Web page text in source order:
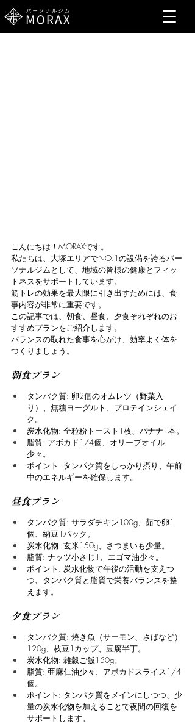
こんにちは！MORAXです。
私たちは、大塚エリアでNO.1の設備を誇るパー
ソナルジムとして、地域の皆様の健康とフィッ
トネスをサポートしています。
筋トレの効果を最大限に引き出すためには、食
事内容が非常に重要です。
この記事では、朝食、昼食、夕食それぞれのお
すすめプランをご紹介します。
バランスの取れた食事を心がけ、効率よく体を
つくりましょう。
朝食プラン
タンパク質: 卵2個のオムレツ（野菜入
り）、無糖ヨーグルト、プロテインシェイ
ク。
炭水化物: 全粒粉トースト1枚、バナナ1本。
脂質: アボカド1/4個、オリーブオイル
少々。
ポイント: タンパク質をしっかり摂り、午前
中のエネルギーを確保します。
昼食プラン
タンパク質: サラダチキン100g、茹で卵1
個、納豆1パック。
炭水化物: 玄米150g、さつまいも少量。
脂質: ナッツ小さじ1、エゴマ油少々。
ポイント: 炭水化物で午後の活動を支えつ
つ、タンパク質と脂質で栄養バランスを整
えます。
夕食プラン
タンパク質: 焼き魚（サーモン、さばなど）
120g、枝豆1カップ、豆腐半丁。
炭水化物: 雑穀ご飯150g。
脂質: 亜麻仁油少々、アボカドスライス1/4
個。
ポイント: タンパク質をメインにしつつ、少
量の炭水化物を加えることで夜間の回復を
サポートします。